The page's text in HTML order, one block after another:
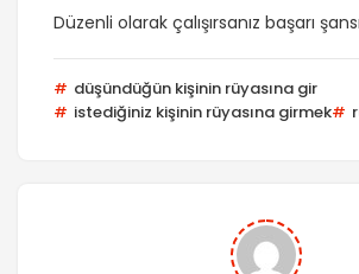
Düzenli olarak çalışırsanız başarı
düşündüğün kişinin rüyasına gir
istediğiniz kişinin rüyasına girmek